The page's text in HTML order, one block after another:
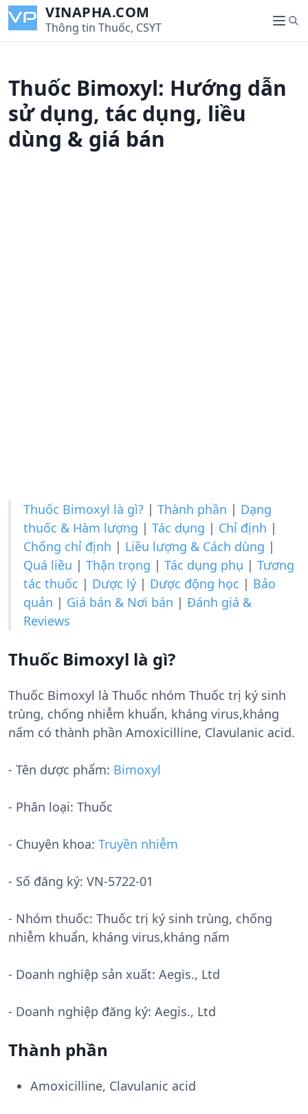
i
VINAPHA.COM
Thông tin Thuốc, CSYT
M
e
u
S
e
Thuốc Bimoxyl: Hướng dẫn
sử dụng, tác dụng, liều
dùng & giá bán
Thuốc Bimoxyl là gì? | Thành phần | Dạng
thuốc & Hàm lượng | Tác dụng | Chỉ định |
Chống chỉ định | Liều lượng & Cách dùng |
Quá liều | Thận trọng | Tác dụng phụ | Tương
tác thuốc | Dược lý | Dược động học | Bảo
quản | Giá bán & Nơi bán | Đánh giá &
Reviews
Thuốc Bimoxyl là gì?
Thuốc Bimoxyl là Thuốc nhóm Thuốc trị ký sinh
trùng, chống nhiễm khuẩn, kháng virus,kháng
nấm có thành phần Amoxicilline, Clavulanic acid.
- Tên dược phẩm: Bimoxyl
- Phân loại: Thuốc
- Chuyên khoa: Truyền nhiễm
- Số đăng ký: VN-5722-01
- Nhóm thuốc: Thuốc trị ký sinh trùng, chống
nhiễm khuẩn, kháng virus,kháng nấm
- Doanh nghiệp sản xuất: Aegis., Ltd
- Doanh nghiệp đăng ký: Aegis., Ltd
Thành phần
Amoxicilline, Clavulanic acid